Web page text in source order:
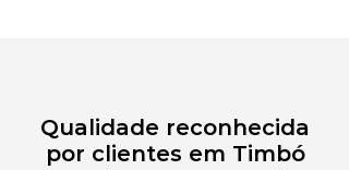
Qualidade reconhecida
por clientes em Timbó